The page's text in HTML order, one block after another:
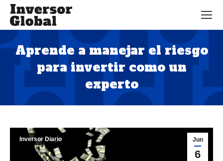
Aprende a manejar el riesgo
para invertir como un
experto
Estás aquí:
Jun
6
Inversor Diario